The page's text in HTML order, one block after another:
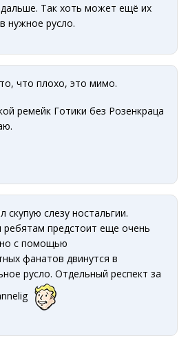
Так хоть может ещё их
нужное русло.
что плохо, это мимо.
ремейк Готики без Розенкраца
скупую слезу ностальгии.
ребятам предстоит еще очень
с помощью
фанатов двинутся в
русло. Отдельный респект за